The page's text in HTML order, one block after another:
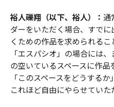
裕人礫翔（以下、裕人）： 通
ダーをいただく場合、すで
くための作品を求められる
「エスパシオ」の場合には
の空いているスペースに作品
「このスペースをどうする
これほど自由にやらせていた